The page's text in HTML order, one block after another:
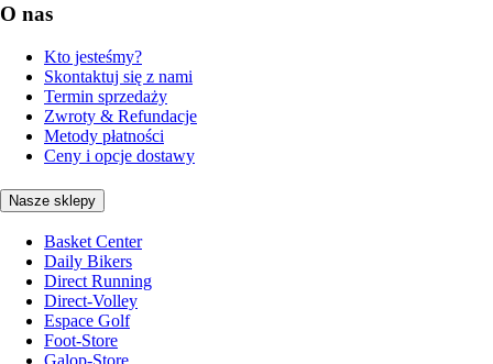
O nas
Kto jesteśmy?
Skontaktuj się z nami
Termin sprzedaży
Zwroty & Refundacje
Metody płatności
Ceny i opcje dostawy
Nasze sklepy
Basket Center
Daily Bikers
Direct Running
Direct-Volley
Espace Golf
Foot-Store